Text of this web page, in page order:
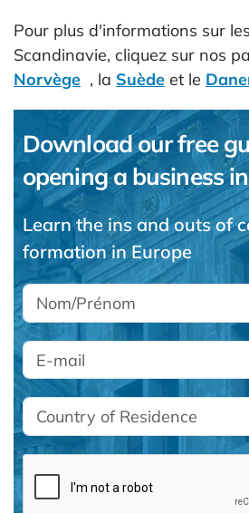
Pour plus d'informations sur
Scandinavie, cliquez sur nos
Norvège , la Suède et le
Download our free
opening a business
Learn the ins and outs of
formation in Europe